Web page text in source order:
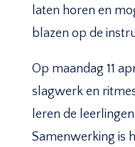
laten horen en
blazen op de
Op maandag 11
slagwerk en
leren de
Samenwerking is